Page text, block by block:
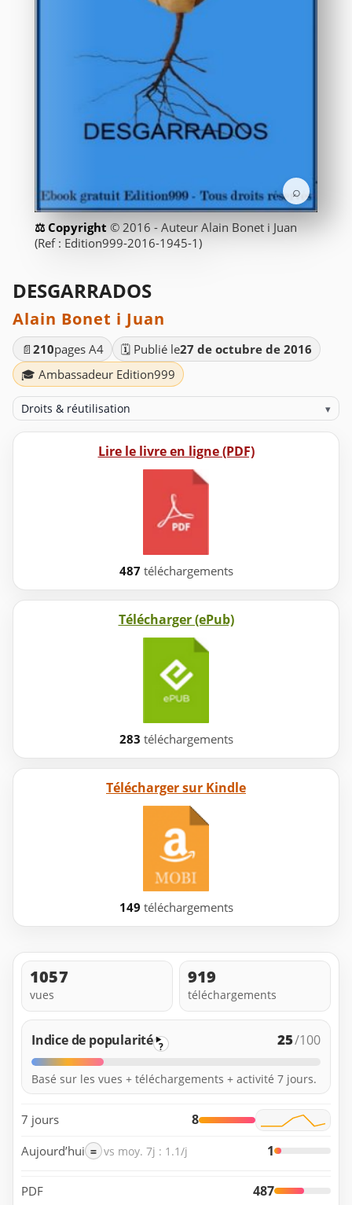
⌕
© 2016 - Auteur Alain Bonet i Juan
(Ref : Edition999-2016-1945-1)
DESGARRADOS
Alain Bonet i Juan
📄 210pages A4 🗓️ Publié le27 de octubre de 2016
🎓 Ambassadeur Edition999
Droits & réutilisation ▾
Lire le livre en ligne (PDF)
487 téléchargements
Télécharger (ePub)
283 téléchargements
Télécharger sur Kindle
149 téléchargements
1057
vues
919
téléchargements
Indice de popularité ? 25/100
Basé sur les vues + téléchargements + activité 7 jours.
7 jours 8
Aujourd’hui = vs moy. 7j : 1.1/j 1
PDF 487